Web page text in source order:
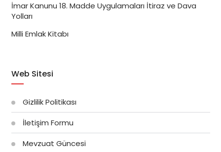
İmar Kanunu 18. Madde Uygulamaları İtiraz ve Dava
Yolları
Milli Emlak Kitabı
Web Sitesi
Gizlilik Politikası
İletişim Formu
Mevzuat Güncesi